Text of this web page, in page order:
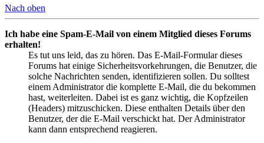
Nach oben
Ich habe eine Spam-E-Mail von einem Mitglied dieses Forums
erhalten!
Es tut uns leid, das zu hören. Das E-Mail-Formular dieses
Forums hat einige Sicherheitsvorkehrungen, die Benutzer, die
solche Nachrichten senden, identifizieren sollen. Du solltest
einem Administrator die komplette E-Mail, die du bekommen
hast, weiterleiten. Dabei ist es ganz wichtig, die Kopfzeilen
(Headers) mitzuschicken. Diese enthalten Details über den
Benutzer, der die E-Mail verschickt hat. Der Administrator
kann dann entsprechend reagieren.